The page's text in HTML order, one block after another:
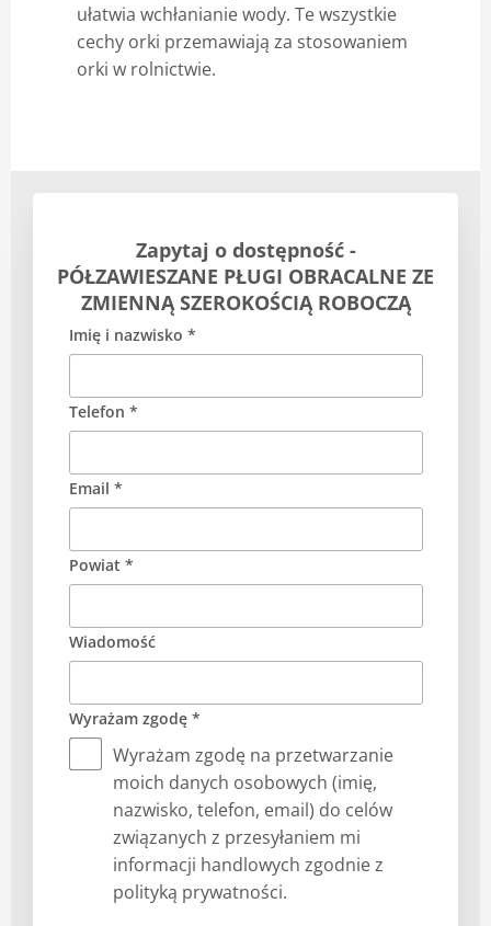
ułatwia wchłanianie wody. Te wszystkie
cechy orki przemawiają za stosowaniem
orki w rolnictwie.
Zapytaj o dostępność -
PÓŁZAWIESZANE PŁUGI OBRACALNE ZE
ZMIENNĄ SZEROKOŚCIĄ ROBOCZĄ
Imię i nazwisko *
Telefon *
Email *
Powiat *
Wiadomość
Wyrażam zgodę *
Wyrażam zgodę na przetwarzanie
moich danych osobowych (imię,
nazwisko, telefon, email) do celów
związanych z przesyłaniem mi
informacji handlowych zgodnie z
polityką prywatności.